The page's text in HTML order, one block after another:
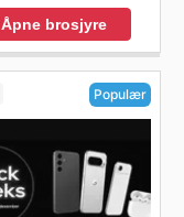
Åpne brosjyre
Populær